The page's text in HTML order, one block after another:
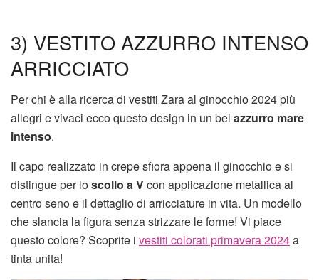
3) VESTITO AZZURRO INTENSO
ARRICCIATO
Per chi è alla ricerca di vestiti Zara al ginocchio 2024 più
allegri e vivaci ecco questo design in un bel azzurro mare
intenso.
Il capo realizzato in crepe sfiora appena il ginocchio e si
distingue per loscollo a Vcon applicazione metallica al
centro seno e il dettaglio di arricciature in vita. Un modello
che slancia la figura senza strizzare le forme! Vi piace
questo colore? Scoprite i vestiti colorati primavera 2024a
tinta unita!